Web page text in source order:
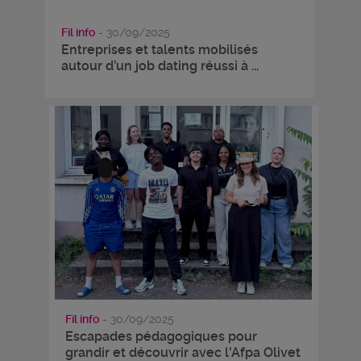
Fil info - 30/09/2025
Entreprises et talents mobilisés
autour d’un job dating réussi à ...
Fil info - 30/09/2025
Escapades pédagogiques pour
grandir et découvrir avec l'Afpa Olivet